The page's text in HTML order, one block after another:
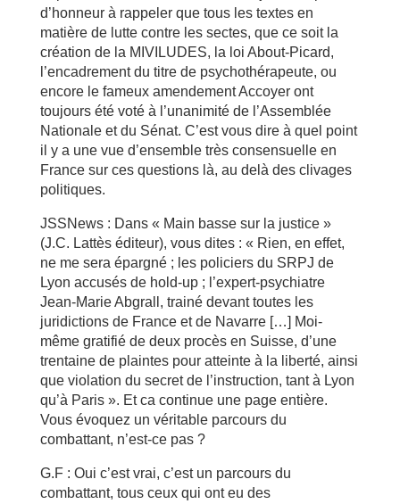
d’honneur à rappeler que tous les textes en
matière de lutte contre les sectes, que ce soit la
création de la MIVILUDES, la loi About-Picard,
l’encadrement du titre de psychothérapeute, ou
encore le fameux amendement Accoyer ont
toujours été voté à l’unanimité de l’Assemblée
Nationale et du Sénat. C’est vous dire à quel point
il y a une vue d’ensemble très consensuelle en
France sur ces questions là, au delà des clivages
politiques.
JSSNews : Dans « Main basse sur la justice »
(J.C. Lattès éditeur), vous dites : « Rien, en effet,
ne me sera épargné ; les policiers du SRPJ de
Lyon accusés de hold-up ; l’expert-psychiatre
Jean-Marie Abgrall, trainé devant toutes les
juridictions de France et de Navarre […] Moi-
même gratifié de deux procès en Suisse, d’une
trentaine de plaintes pour atteinte à la liberté, ainsi
que violation du secret de l’instruction, tant à Lyon
qu’à Paris ». Et ca continue une page entière.
Vous évoquez un véritable parcours du
combattant, n’est-ce pas ?
G.F : Oui c’est vrai, c’est un parcours du
combattant, tous ceux qui ont eu des